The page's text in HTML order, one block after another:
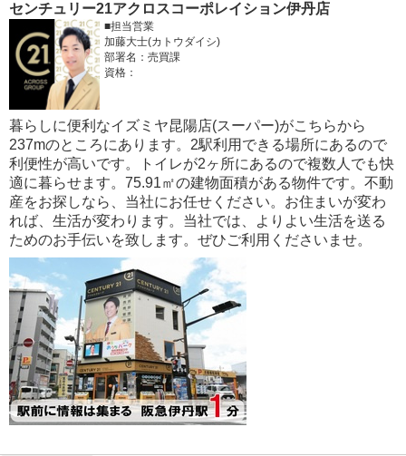
センチュリー21アクロスコーポレイション伊丹店
■担当営業
加藤大士(カトウダイシ)
部署名：売買課
資格：
暮らしに便利なイズミヤ昆陽店(スーパー)がこちらから
237mのところにあります。2駅利用できる場所にあるので
利便性が高いです。トイレが2ヶ所にあるので複数人でも快
適に暮らせます。75.91㎡の建物面積がある物件です。不動
産をお探しなら、当社にお任せください。お住まいが変わ
れば、生活が変わります。当社では、よりよい生活を送る
ためのお手伝いを致します。ぜひご利用くださいませ。